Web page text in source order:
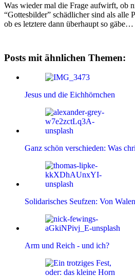
Was wieder mal die Frage aufwirft, ob
“Gottesbilder” schädlicher sind als alle
ob es letztere dann überhaupt so gäbe…
Posts mit ähnlichen Themen:
Jesus und die Eichhörnchen
Ganz schön verschieden: Was
Solidarisches Seufzen: Von
Arm und Reich - und ich?